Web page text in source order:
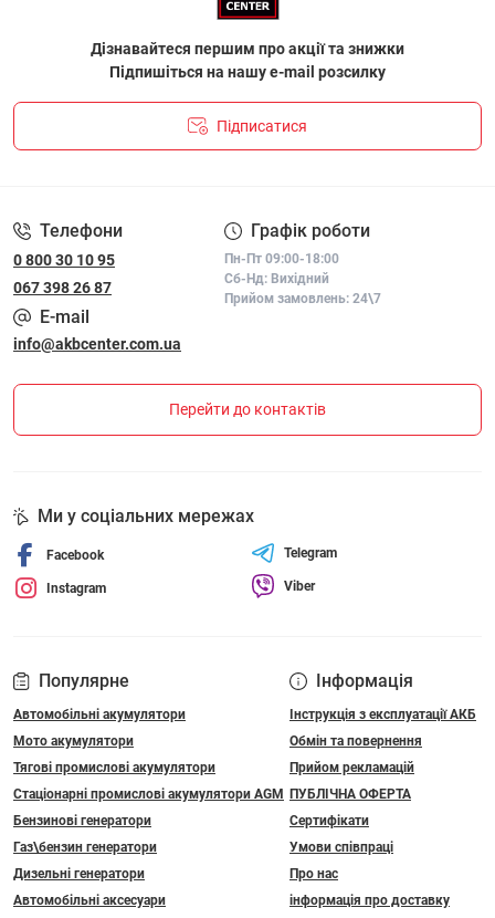
Дізнавайтеся першим про акції та знижки
Підпишіться на нашу e-mail розсилку
Підписатися
Телефони
0 800 30 10 95
067 398 26 87
Графік роботи
Пн-Пт 09:00-18:00
Сб-Нд: Вихідний
Прийом замовлень: 24\7
E-mail
info@akbcenter.com.ua
Перейти до контактів
Популярне
Автомобільні акумулятори
Мото акумулятори
Тягові промислові акумулятори
Стаціонарні промислові акумулятори АGM
Бензинові генератори
Газ\бензин генератори
Дизельні генератори
Автомобільні аксесуари
Інформація
Інструкція з експлуатації АКБ
Обмін та повернення
Прийом рекламацій
ПУБЛІЧНА ОФЕРТА
Сертифікати
Умови співпраці
Про нас
інформація про доставку
Ми у соціальних мережах
Facebook
Instagram
Telegram
Viber